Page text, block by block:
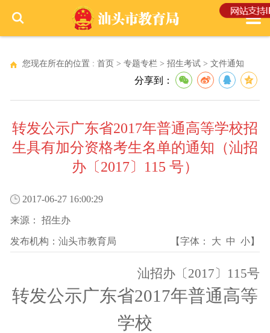
您现在所在的位置 : 首页 > 专题专栏 > 招生考试 > 文件通知
分享到：
转发公示广东省2017年普通高等学校招
生具有加分资格考生名单的通知（汕招
办〔2017〕115 号）
2017-06-27 16:00:29
来源： 招生办
发布机构： 汕头市教育局 【字体： 大 中 小】
汕招办〔2017〕 115号
转发公示广东省2017年普通高等
学校